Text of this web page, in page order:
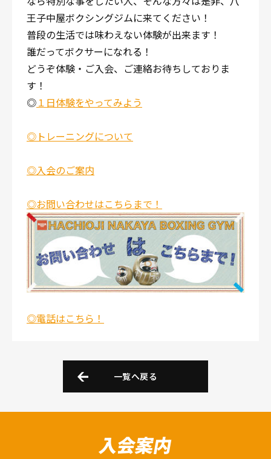
王子中屋ボクシングジムに来てください！
普段の生活では味わえない体験が出来ます！
誰だってボクサーになれる！
どうぞ体験・ご入会、ご連絡お待ちしておりま
す！
◎１日体験をやってみよう
◎ トレーニングについて
◎入会のご案内
◎お問い合わせはこちらまで！
◎電話はこちら！
一覧へ戻る
入会案内